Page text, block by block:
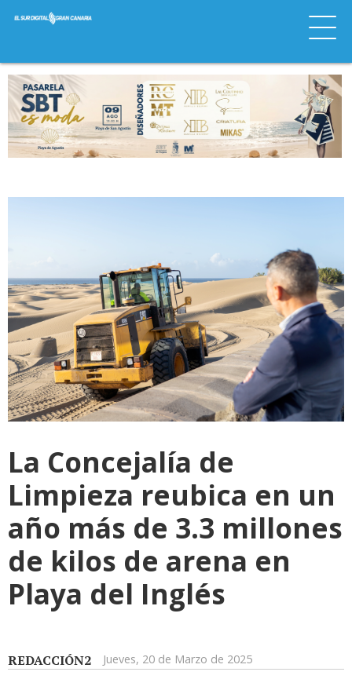
La Concejalía de
Limpieza reubica en un
año más de 3.3 millones
de kilos de arena en
Playa del Inglés
REDACCIÓN2 Jueves, 20 de Marzo de 2025